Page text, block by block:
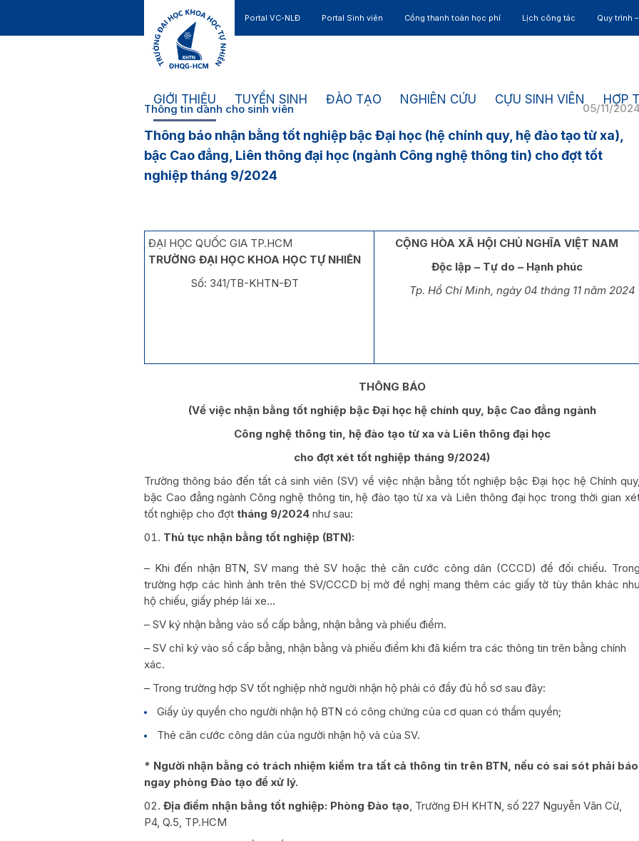
Portal VC-NLĐ Portal Sinh viên Cổng thanh toán học phí Lịch công tác Quy trình
GIỚI THIỆU TUYỂN SINH ĐÀO TẠO NGHIÊN CỨU CỰU SINH VIÊN HỢP
05/11/
Thông tin dành cho sinh viên
Thông báo nhận bằng tốt nghiệp bậc Đại học (hệ chính quy, hệ đào tạo từ xa),
bậc Cao đẳng, Liên thông đại học (ngành Công nghệ thông tin) cho đợt tốt
nghiệp tháng 9/2024
ĐẠI HỌC QUỐC GIA TP.HCM
TRƯỜNG ĐẠI HỌC KHOA HỌC TỰ NHIÊN
Số: 341/TB-KHTN-ĐT
CỘNG HÒA XÃ HỘI CHỦ NGHĨA VIỆT NAM
Độc lập – Tự do – Hạnh phúc
Tp. Hồ Chí Minh, ngày 04 tháng 11 năm 2024
THÔNG BÁO
(Về việc nhận bằng tốt nghiệp bậc Đại học hệ chính quy, bậc Cao đẳng ngành
Công nghệ thông tin, hệ đào tạo từ xa và Liên thông đại học
cho đợt xét tốt nghiệp tháng 9/2024)
Trường thông báo đến tất cả sinh viên (SV) về việc nhận bằng tốt nghiệp bậc Đại học hệ Chính quy,
bậc Cao đẳng ngành Công nghệ thông tin, hệ đào tạo từ xa và Liên thông đại học trong thời gian
tốt nghiệp cho đợt tháng 9/2024 như sau:
Thủ tục nhận bằng tốt nghiệp (BTN):
– Khi đến nhận BTN, SV mang thẻ SV hoặc thẻ căn cước công dân (CCCD) để đối chiếu. Trong
trường hợp các hình ảnh trên thẻ SV/CCCD bị mờ đề nghị mang thêm các giấy tờ tùy thân khác
hộ chiếu, giấy phép lái xe…
– SV ký nhận bằng vào sổ cấp bằng, nhận bằng và phiếu điểm.
– SV chỉ ký vào sổ cấp bằng, nhận bằng và phiếu điểm khi đã kiểm tra các thông tin trên bằng chính
xác.
– Trong trường hợp SV tốt nghiệp nhờ người nhận hộ phải có đầy đủ hồ sơ sau đây:
­ Giấy ủy quyền cho người nhận hộ BTN có công chứng của cơ quan có thẩm quyền;
­ Thẻ căn cước công dân của người nhận hộ và của SV.
* Người nhận bằng có trách nhiệm kiểm tra tất cả thông tin trên BTN, nếu có sai sót phải báo
ngay phòng Đào tạo để xử lý.
Địa điểm nhận bằng tốt nghiệp: Phòng Đào tạo, Trường ĐH KHTN, số 227 Nguyễn Văn Cừ,
P4, Q.5, TP.HCM